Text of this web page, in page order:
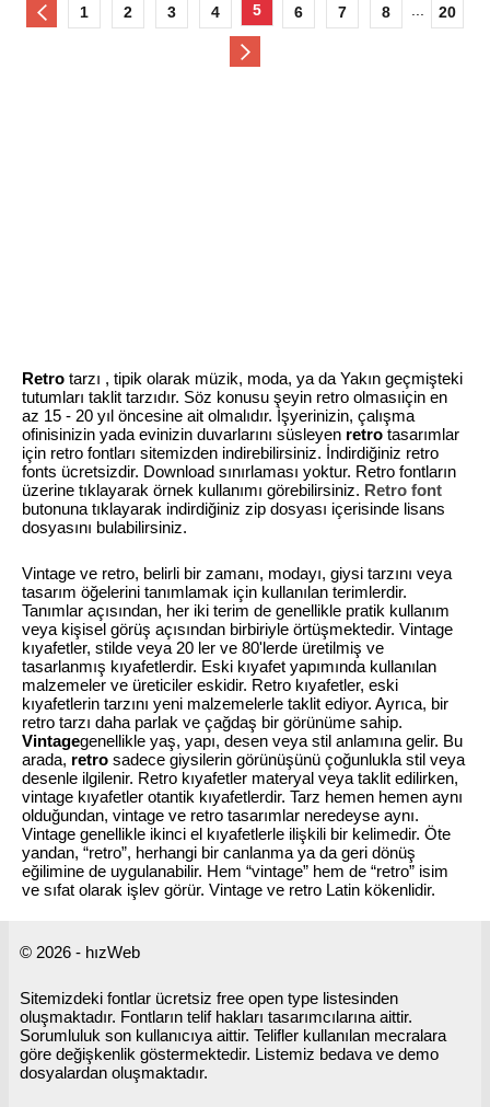
1 2 3 4 5 6 7 8 20
Retro tarzı , tipik olarak müzik, moda, ya da Yakın geçmişteki
tutumları taklit tarzıdır. Söz konusu şeyin retro olmasıiçin en
az 15 - 20 yıl öncesine ait olmalıdır. İşyerinizin, çalışma
ofinisinizin yada evinizin duvarlarını süsleyen retro tasarımlar
için retro fontları sitemizden indirebilirsiniz. İndirdiğiniz retro
fonts ücretsizdir. Download sınırlaması yoktur. Retro fontların
üzerine tıklayarak örnek kullanımı görebilirsiniz. Retro font
butonuna tıklayarak indirdiğiniz zip dosyası içerisinde lisans
dosyasını bulabilirsiniz.
Vintage ve retro, belirli bir zamanı, modayı, giysi tarzını veya
tasarım öğelerini tanımlamak için kullanılan terimlerdir.
Tanımlar açısından, her iki terim de genellikle pratik kullanım
veya kişisel görüş açısından birbiriyle örtüşmektedir. Vintage
kıyafetler, stilde veya 20 ler ve 80'lerde üretilmiş ve
tasarlanmış kıyafetlerdir. Eski kıyafet yapımında kullanılan
malzemeler ve üreticiler eskidir. Retro kıyafetler, eski
kıyafetlerin tarzını yeni malzemelerle taklit ediyor. Ayrıca, bir
retro tarzı daha parlak ve çağdaş bir görünüme sahip.
Vintagegenellikle yaş, yapı, desen veya stil anlamına gelir. Bu
arada, retro sadece giysilerin görünüşünü çoğunlukla stil veya
desenle ilgilenir. Retro kıyafetler materyal veya taklit edilirken,
vintage kıyafetler otantik kıyafetlerdir. Tarz hemen hemen aynı
olduğundan, vintage ve retro tasarımlar neredeyse aynı.
Vintage genellikle ikinci el kıyafetlerle ilişkili bir kelimedir. Öte
yandan, “retro”, herhangi bir canlanma ya da geri dönüş
eğilimine de uygulanabilir. Hem “vintage” hem de “retro” isim
ve sıfat olarak işlev görür. Vintage ve retro Latin kökenlidir.
© 2026 - hızWeb
Sitemizdeki fontlar ücretsiz free open type listesinden
oluşmaktadır. Fontların telif hakları tasarımcılarına aittir.
Sorumluluk son kullanıcıya aittir. Telifler kullanılan mecralara
göre değişkenlik göstermektedir. Listemiz bedava ve demo
dosyalardan oluşmaktadır.